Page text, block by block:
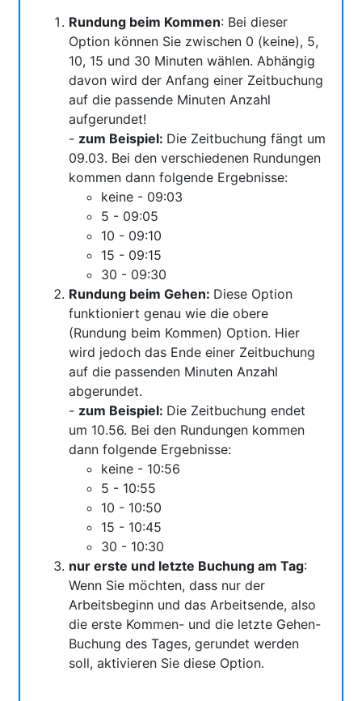
Rundung beim Kommen: Bei dieser
Option können Sie zwischen 0 (keine), 5,
10, 15 und 30 Minuten wählen. Abhängig
davon wird der Anfang einer Zeitbuchung
auf die passende Minuten Anzahl
aufgerundet!
- zum Beispiel: Die Zeitbuchung fängt um
09.03. Bei den verschiedenen Rundungen
kommen dann folgende Ergebnisse:
keine - 09:03
5 - 09:05
10 - 09:10
15 - 09:15
30 - 09:30
Rundung beim Gehen: Diese Option
funktioniert genau wie die obere
(Rundung beim Kommen) Option. Hier
wird jedoch das Ende einer Zeitbuchung
auf die passenden Minuten Anzahl
abgerundet.
- zum Beispiel: Die Zeitbuchung endet
um 10.56. Bei den Rundungen kommen
dann folgende Ergebnisse:
keine - 10:56
5 - 10:55
10 - 10:50
15 - 10:45
30 - 10:30
nur erste und letzte Buchung am Tag:
Wenn Sie möchten, dass nur der
Arbeitsbeginn und das Arbeitsende, also
die erste Kommen- und die letzte Gehen-
Buchung des Tages, gerundet werden
soll, aktivieren Sie diese Option.